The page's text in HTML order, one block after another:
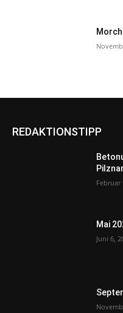
REDAKTIONSTIPP
Februar
Mai
Juni 6,